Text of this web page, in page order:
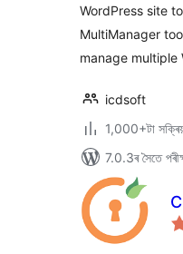
WordPress site
MultiManager
manage multiple
icdsoft
1,000+টা সক্ৰিয়
7.0.3ৰ সৈতে